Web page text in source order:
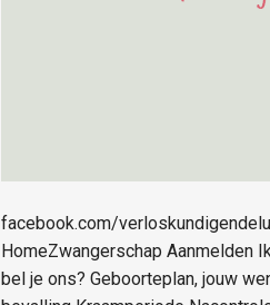
facebook.com/
HomeZwangerschap Aanmelden
bel je ons? Geboorteplan, jouw